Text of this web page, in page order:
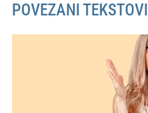
POVEZANI TEKSTOVI